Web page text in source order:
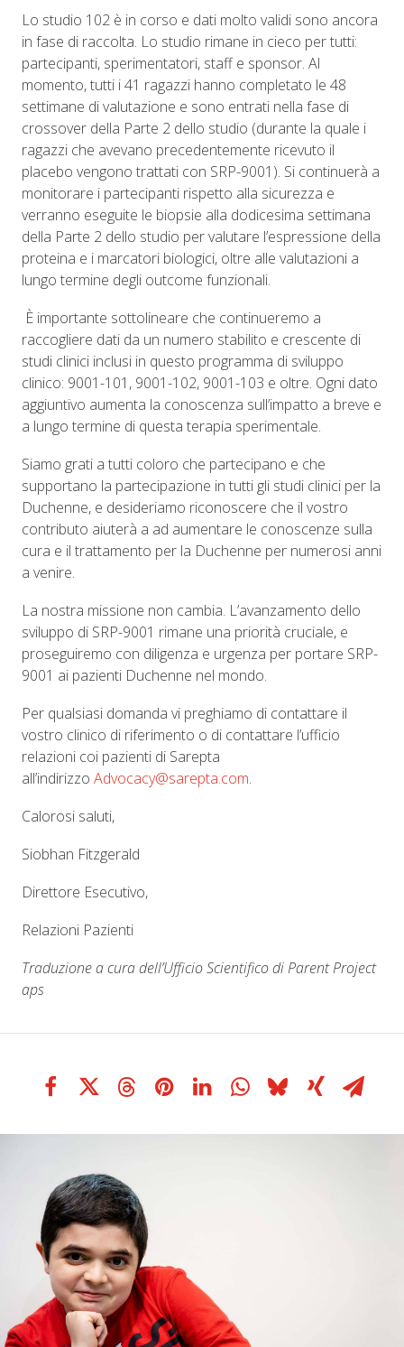
Lo studio 102 è in corso e dati molto validi sono ancora
in fase di raccolta. Lo studio rimane in cieco per tutti:
partecipanti, sperimentatori, staff e sponsor. Al
momento, tutti i 41 ragazzi hanno completato le 48
settimane di valutazione e sono entrati nella fase di
crossover della Parte 2 dello studio (durante la quale i
ragazzi che avevano precedentemente ricevuto il
placebo vengono trattati con SRP-9001). Si continuerà a
monitorare i partecipanti rispetto alla sicurezza e
verranno eseguite le biopsie alla dodicesima settimana
della Parte 2 dello studio per valutare l’espressione della
proteina e i marcatori biologici, oltre alle valutazioni a
lungo termine degli outcome funzionali.
È importante sottolineare che continueremo a
raccogliere dati da un numero stabilito e crescente di
studi clinici inclusi in questo programma di sviluppo
clinico: 9001-101, 9001-102, 9001-103 e oltre. Ogni dato
aggiuntivo aumenta la conoscenza sull’impatto a breve e
a lungo termine di questa terapia sperimentale.
Siamo grati a tutti coloro che partecipano e che
supportano la partecipazione in tutti gli studi clinici per la
Duchenne, e desideriamo riconoscere che il vostro
contributo aiuterà a ad aumentare le conoscenze sulla
cura e il trattamento per la Duchenne per numerosi anni
a venire.
La nostra missione non cambia. L’avanzamento dello
sviluppo di SRP-9001 rimane una priorità cruciale, e
proseguiremo con diligenza e urgenza per portare SRP-
9001 ai pazienti Duchenne nel mondo.
Per qualsiasi domanda vi preghiamo di contattare il
vostro clinico di riferimento o di contattare l’ufficio
relazioni coi pazienti di Sarepta
all’indirizzo Advocacy@sarepta.com.
Calorosi saluti,
Siobhan Fitzgerald
Direttore Esecutivo,
Relazioni Pazienti
Traduzione a cura dell’Ufficio Scientifico di Parent Project
aps